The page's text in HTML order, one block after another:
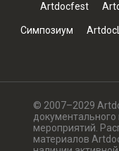
Artdocfest
Симпозиум
© 2007–2029
мероприятий.
материалов